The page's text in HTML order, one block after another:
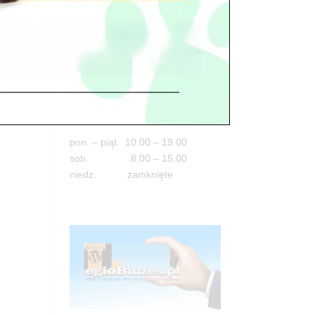
05-100 Nowy Dwór Mazowiecki
tel. 503 900 215
pon. – piąt. 10.00 – 19.00
sob. 8.00 – 15.00
niedz. zamknięte